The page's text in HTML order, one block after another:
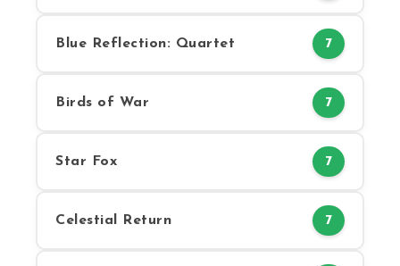
Blue Reflection: Quartet 7
Birds of War 7
Star Fox 7
Celestial Return 7